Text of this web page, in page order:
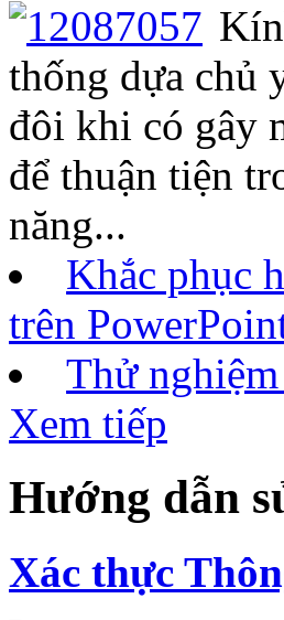
thống dựa chủ
đôi khi có gây
để thuận tiện
năng...
Khắc phục
trên
Thử
Xem tiếp
Hướng dẫn
Xác thực